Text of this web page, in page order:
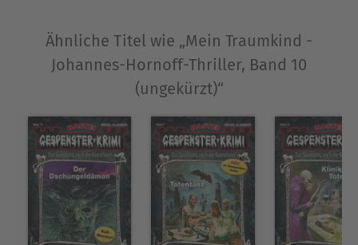
Ähnliche Titel wie „Mein Traumkind -
Johannes-Hornoff-Thriller, Band 10
(ungekürzt)“